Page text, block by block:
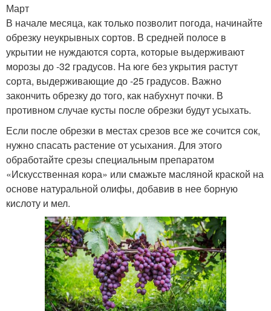
Март
В начале месяца, как только позволит погода, начинайте
обрезку неукрывных сортов. В средней полосе в
укрытии не нуждаются сорта, которые выдерживают
морозы до -32 градусов. На юге без укрытия растут
сорта, выдерживающие до -25 градусов. Важно
закончить обрезку до того, как набухнут почки. В
противном случае кусты после обрезки будут усыхать.
Если после обрезки в местах срезов все же сочится сок,
нужно спасать растение от усыхания. Для этого
обработайте срезы специальным препаратом
«Искусственная кора» или смажьте масляной краской на
основе натуральной олифы, добавив в нее борную
кислоту и мел.